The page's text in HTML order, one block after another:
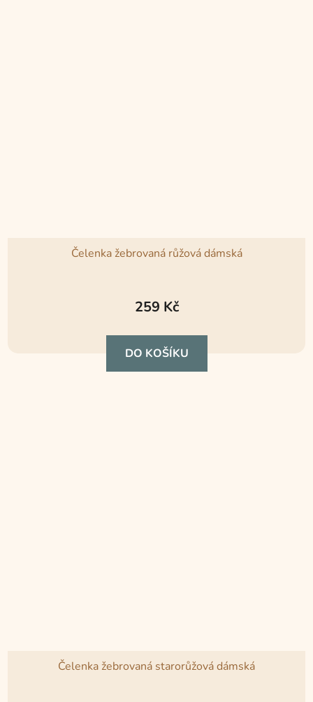
Čelenka žebrovaná růžová dámská
259 Kč
DO KOŠÍKU
Čelenka žebrovaná starorůžová dámská